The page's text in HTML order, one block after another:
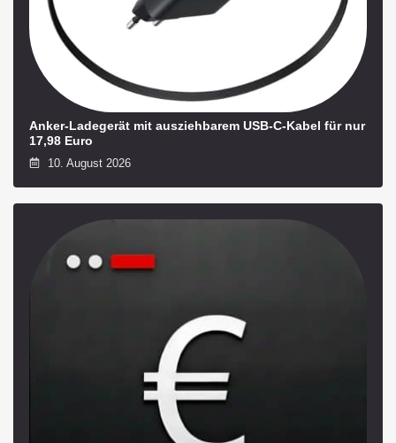
Anker-Ladegerät mit ausziehbarem USB‑C‑Kabel für nur
17,98 Euro
10. August 2026